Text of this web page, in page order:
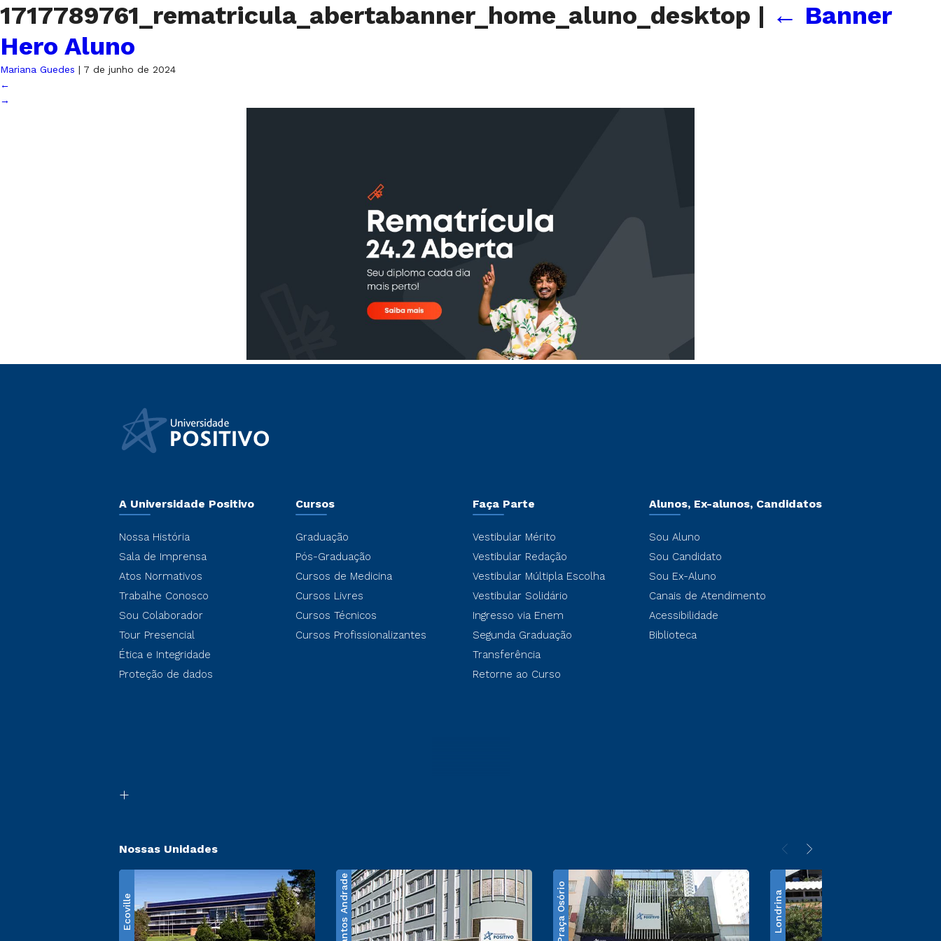
1717789761_rematricula_abertabanner_home_aluno_desktop | ← Banner
Hero Aluno
Mariana Guedes | 7 de junho de 2024
←
→
A Universidade Positivo
Nossa História
Sala de Imprensa
Atos Normativos
Trabalhe Conosco
Sou Colaborador
Tour Presencial
Ética e Integridade
Proteção de dados
Cursos
Graduação
Pós-Graduação
Cursos de Medicina
Cursos Livres
Cursos Técnicos
Cursos Profissionalizantes
Faça Parte
Vestibular Mérito
Vestibular Redação
Vestibular Múltipla Escolha
Vestibular Solidário
Ingresso via Enem
Segunda Graduação
Transferência
Retorne ao Curso
Alunos, Ex-alunos, Candidatos
Sou Aluno
Sou Candidato
Sou Ex-Aluno
Canais de Atendimento
Acessibilidade
Biblioteca
Nossas Unidades
Ecoville Santos Andrade Praça Osório Londrina